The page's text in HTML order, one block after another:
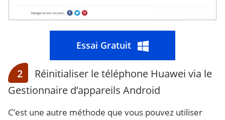
Essai Gratuit
2
Réinitialiser le téléphone Huawei via le
Gestionnaire d’appareils Android
C’est une autre méthode que vous pouvez utiliser